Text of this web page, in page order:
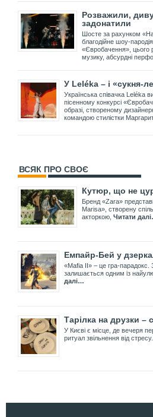
Розважили,
задонатили
Шосте за рахунком
благодійне шоу-
«Євробачення», цього
музику, абсурдні
У Leléka – і «сукня-
Українська співачка Leléka
пісенному конкурсі
образі, створеному
командою стилістки
ВСЯК ПРО СВОЄ
Кутюр, що не
Бренд «Zara»
Marisa», створену
акторкою, Читати
Емпайр-Бей у
«Mafia II» – це гра-парадокс.
залишається одним із
далі…
Тарілка на друзки –
У Києві є місце, де вечеря
ритуал звільнення від